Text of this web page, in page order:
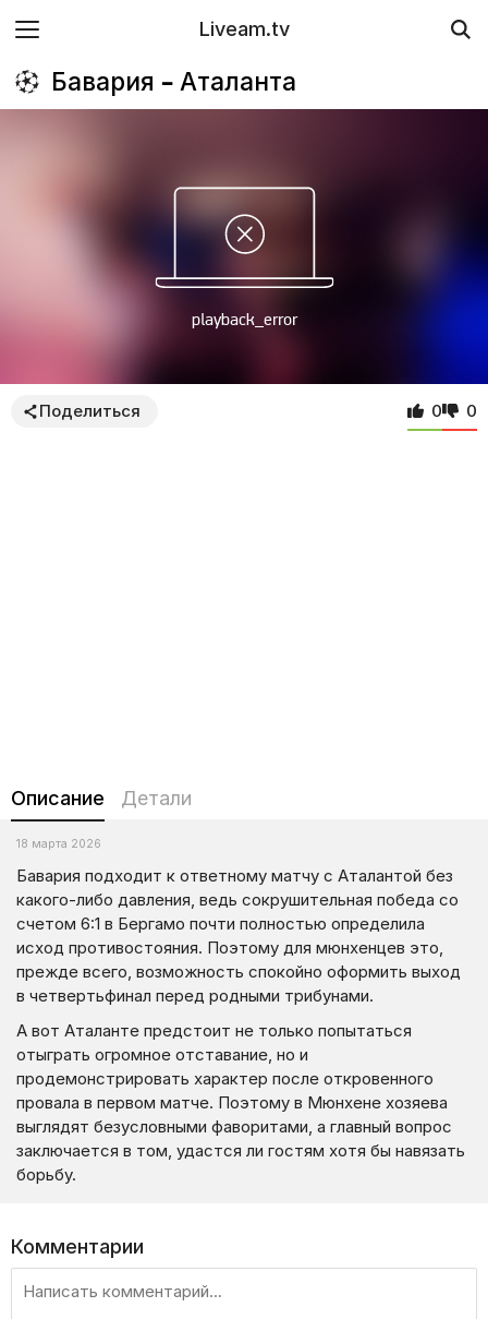
Liveam.tv
Бавария – Аталанта
Поделиться 0 0
Описание Детали
18 марта 2026
Бавария подходит к ответному матчу с Аталантой без
какого-либо давления, ведь сокрушительная победа со
счетом 6:1 в Бергамо почти полностью определила
исход противостояния. Поэтому для мюнхенцев это,
прежде всего, возможность спокойно оформить выход
в четвертьфинал перед родными трибунами.
А вот Аталанте предстоит не только попытаться
отыграть огромное отставание, но и
продемонстрировать характер после откровенного
провала в первом матче. Поэтому в Мюнхене хозяева
выглядят безусловными фаворитами, а главный вопрос
заключается в том, удастся ли гостям хотя бы навязать
борьбу.
Комментарии